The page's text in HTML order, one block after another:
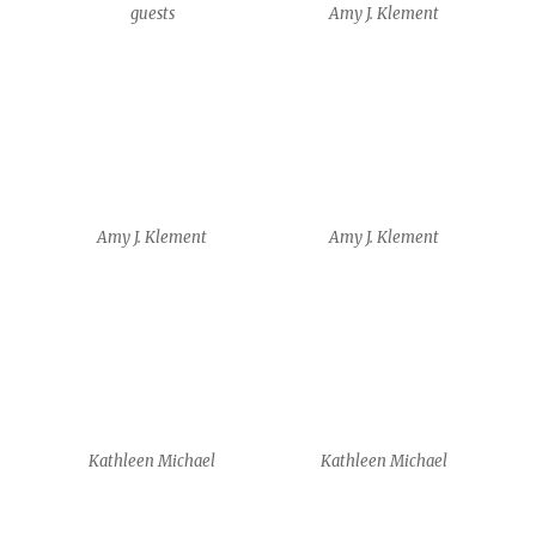
Kathleen Michael Kathleen Michael
Yam Shalev
Siobhan Leddy + Benjamin